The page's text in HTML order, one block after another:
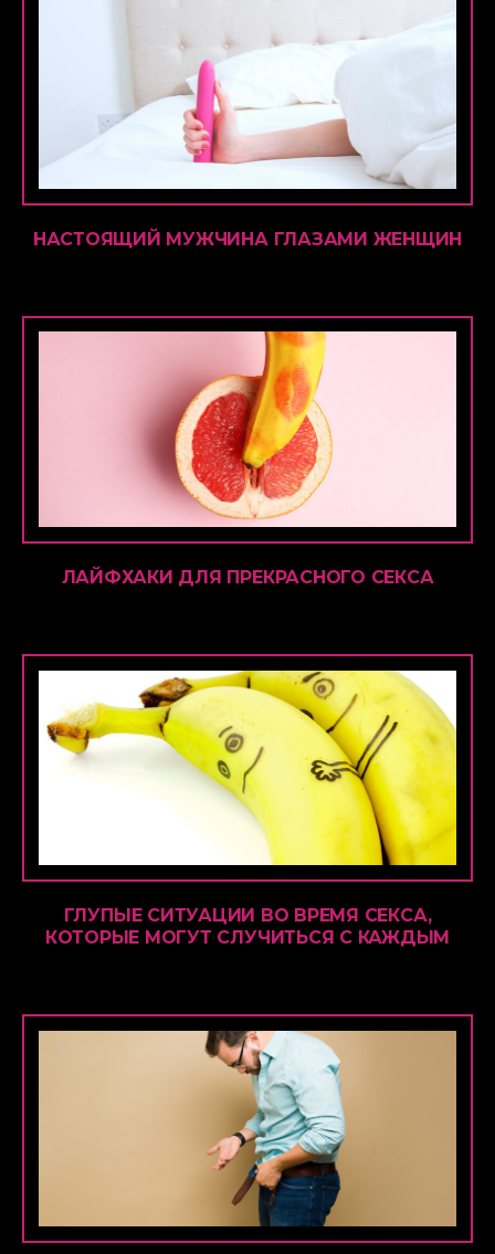
НАСТОЯЩИЙ МУЖЧИНА ГЛАЗАМИ ЖЕНЩИН
ЛАЙФХАКИ ДЛЯ ПРЕКРАСНОГО СЕКСА
ГЛУПЫЕ СИТУАЦИИ ВО ВРЕМЯ СЕКСА,
КОТОРЫЕ МОГУТ СЛУЧИТЬСЯ С КАЖДЫМ